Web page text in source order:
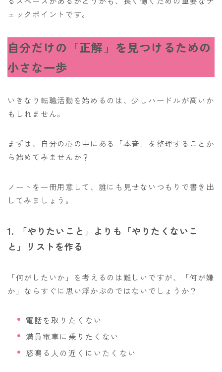
ェックポイントです。
自分だけの「正解」を見つけるための
小さな一歩
いきなり転職活動を始めるのは、少しハードルが高いか
もしれません。
まずは、自分の心の中にある「本音」を整理することか
ら始めてみませんか？
ノートを一冊用意して、誰にも見せないつもりで書き出
してみましょう。
1. 「やりたいこと」よりも「やりたくないこ
と」リストを作る
「何がしたいか」を考えるのは難しいですが、「何が嫌
か」ならすぐに思い浮かぶのではないでしょうか？
電話を取りたくない
満員電車に乗りたくない
怒鳴る人の近くにいたくない